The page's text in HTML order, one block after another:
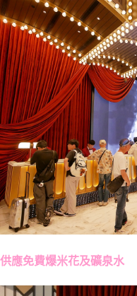
供應免費爆米花及礦泉水